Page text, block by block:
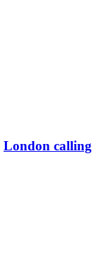
London calling